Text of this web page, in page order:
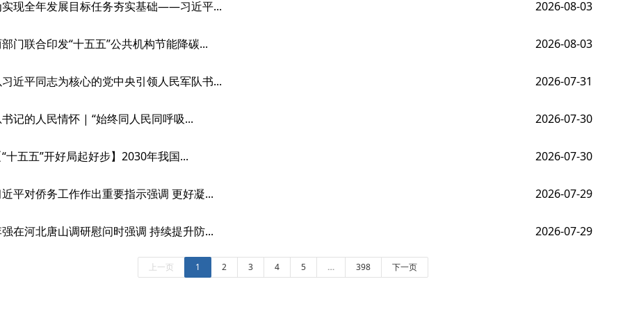
现全年发展目标任务夯实基础——习近平... 2026-08-03
门联合印发“十五五”公共机构节能降碳... 2026-08-03
近平同志为核心的党中央引领人民军队书... 2026-07-31
记的人民情怀 | “始终同人民同呼吸... 2026-07-30
十五五”开好局起好步】2030年我国... 2026-07-30
平对侨务工作作出重要指示强调 更好凝... 2026-07-29
在河北唐山调研慰问时强调 持续提升防... 2026-07-29
上一页 1 2 3 4 5 … 398 下一页